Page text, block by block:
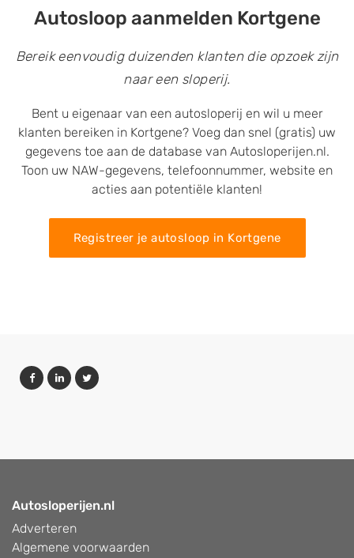
Autosloop aanmelden Kortgene
Bereik eenvoudig duizenden klanten die opzoek zijn
naar een sloperij.
Bent u eigenaar van een autosloperij en wil u meer
klanten bereiken in Kortgene? Voeg dan snel (gratis) uw
gegevens toe aan de database van Autosloperijen.nl.
Toon uw NAW-gegevens, telefoonnummer, website en
acties aan potentiële klanten!
Registreer je autosloop in Kortgene
Autosloperijen.nl
Adverteren
Algemene voorwaarden